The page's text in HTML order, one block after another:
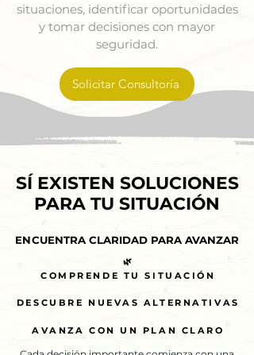
situaciones, identificar oportunidades
y tomar decisiones con mayor
seguridad.
Solicitar Consultoría
SÍ EXISTEN SOLUCIONES
PARA TU SITUACIÓN
SÍ EXISTEN SOLUCIONES
PARA TU SITUACIÓN
ENCUENTRA CLARIDAD PARA AVANZAR
ENCUENTRA CLARIDAD PARA AVANZAR
🌿
COMPRENDE TU SITUACIÓN
DESCUBRE NUEVAS ALTERNATIVAS
AVANZA CON UN PLAN CLARO
🌿
COMPRENDE TU SITUACIÓN
DESCUBRE NUEVAS ALTERNATIVAS
AVANZA CON UN PLAN CLARO